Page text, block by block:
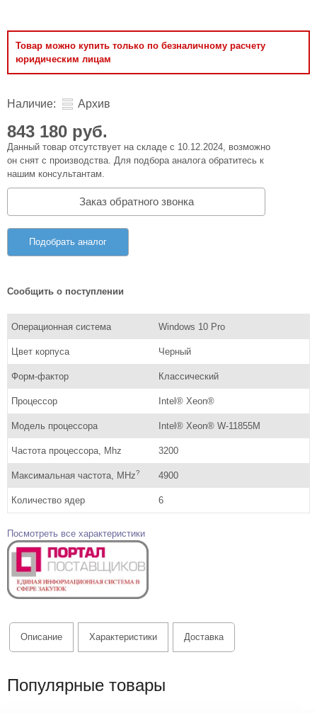
Товар можно купить только по безналичному расчету
юридическим лицам
Наличие: Архив
843 180 руб.
Данный товар отсутствует на складе с 10.12.2024, возможно
он снят с производства. Для подбора аналога обратитесь к
нашим консультантам.
Заказ обратного звонка
Подобрать аналог
Сообщить о поступлении
Операционная система Windows 10 Pro
Цвет корпуса Черный
Форм-фактор Классический
Процессор Intel® Xeon®
Модель процессора Intel® Xeon® W-11855M
Частота процессора, Mhz 3200
Максимальная частота, MHz? 4900
Количество ядер 6
Посмотреть все характеристики
Описание Характеристики Доставка
Популярные товары